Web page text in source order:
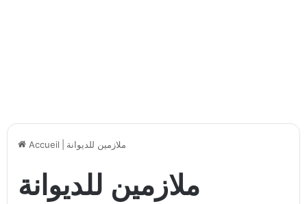
Accueil ملازمين للديوانة
ملازمين للديوانة